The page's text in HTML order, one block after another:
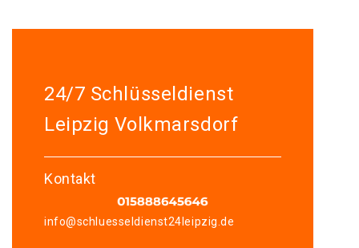
24/7 Schlüsseldienst
Leipzig Volkmarsdorf
Kontakt
info@schluesseldienst24leipzig.de